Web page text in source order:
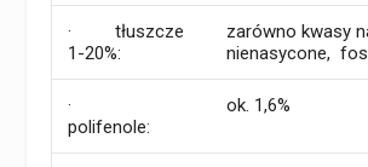
· tłuszcze
1-20%:
zarówno kwasy
nienasycone,
·
polifenole:
ok. 1,6%